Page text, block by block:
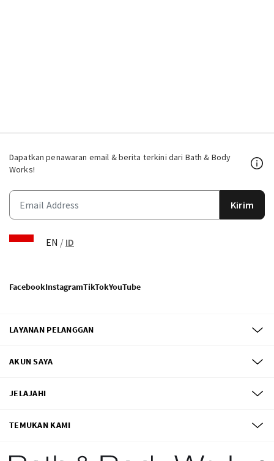
Dapatkan penawaran email & berita terkini dari Bath & Body
Works!
Kirim
EN / ID
FacebookInstagramTikTokYouTube
LAYANAN PELANGGAN
AKUN SAYA
JELAJAHI
TEMUKAN KAMI